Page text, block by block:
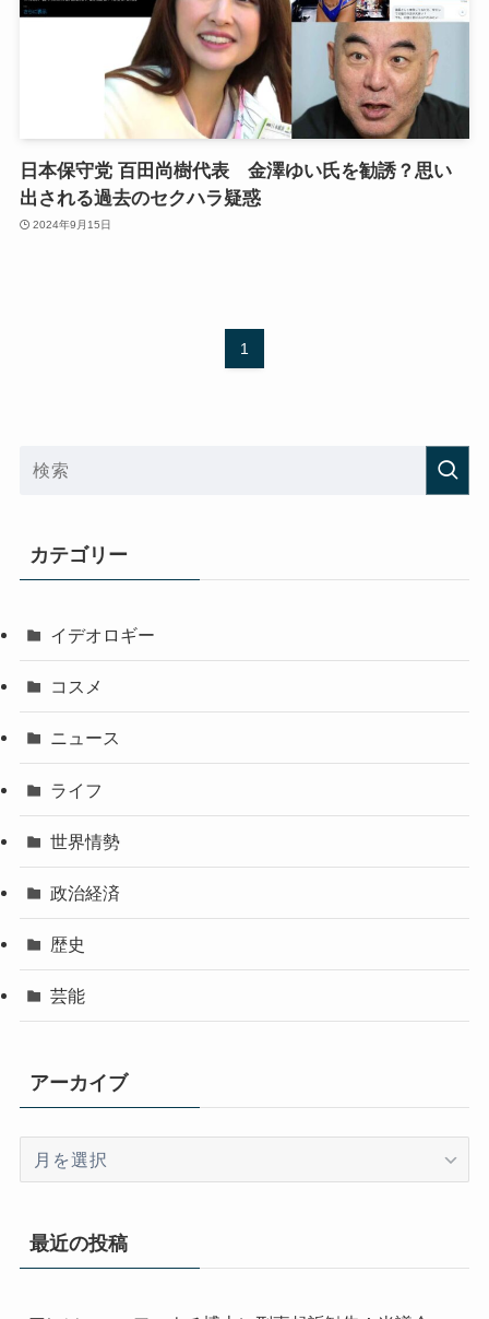
日本保守党 百田尚樹代表 金澤ゆい氏を勧誘？思い
出される過去のセクハラ疑惑
2024年9月15日
1
カテゴリー
イデオロギー
コスメ
ニュース
ライフ
世界情勢
政治経済
歴史
芸能
アーカイブ
イ
最近の投稿